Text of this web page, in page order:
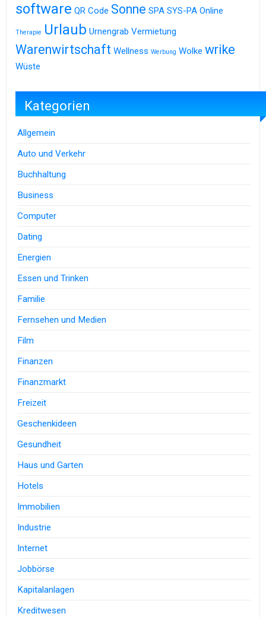
software QR Code Sonne SPA SYS-PA Online
Therapie Urlaub Urnengrab Vermietung
Warenwirtschaft Wellness Werbung Wolke wrike
Wüste
Kategorien
Allgemein
Auto und Verkehr
Buchhaltung
Business
Computer
Dating
Energien
Essen und Trinken
Familie
Fernsehen und Medien
Film
Finanzen
Finanzmarkt
Freizeit
Geschenkideen
Gesundheit
Haus und Garten
Hotels
Immobilien
Industrie
Internet
Jobbörse
Kapitalanlagen
Kreditwesen